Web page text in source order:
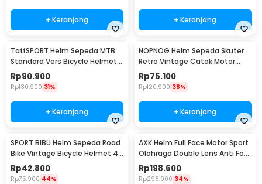
+ Keranjang + Keranjang
TaffSPORT Helm Sepeda MTB
Standard Vers Bicycle Helmet
19 Air Vent - Z20
Rp90.900
Rp130.900 31%
+ Keranjang
NOPNOG Helm Sepeda Skuter
Retro Vintage Catok Motor
Bicycle Helmet - U15
Rp75.100
Rp120.900 38%
+ Keranjang
SPORT BIBU Helm Sepeda Road
Bike Vintage Bicycle Helmet 4
Air Vents - U20
Rp42.800
Rp75.900 44%
AXK Helm Full Face Motor Sport
Olahraga Double Lens Anti Fog
Motocycle - A557
Rp198.600
Rp298.900 34%